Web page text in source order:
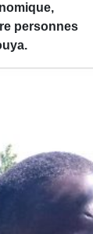
personnes